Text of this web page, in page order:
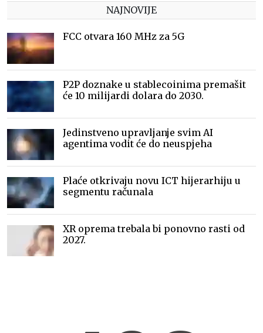
NAJNOVIJE
FCC otvara 160 MHz za 5G
P2P doznake u stablecoinima premašit
će 10 milijardi dolara do 2030.
Jedinstveno upravljanje svim AI
agentima vodit će do neuspjeha
Plaće otkrivaju novu ICT hijerarhiju u
segmentu računala
XR oprema trebala bi ponovno rasti od
2027.